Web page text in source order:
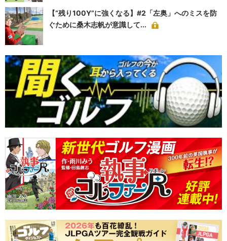
【“残り100Y”に強くなる】#2「左奥」へのミスを防
ぐために桑木志帆が意識して...